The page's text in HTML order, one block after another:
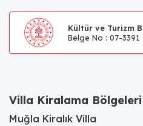
Villa Çırağan 1 kaç
Villa Çırağan 1, 3 yatak
kapasitesi sunar; kalabalık
Villada 3 yatak odası ve 3
Kültür ve Turizm
Belge No : 07-3391
Villa Kiralama Bölgeleri
Muğla Kiralık Villa